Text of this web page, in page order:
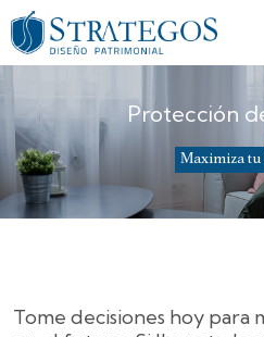
Protección
Maximiza
Tome decisiones hoy para